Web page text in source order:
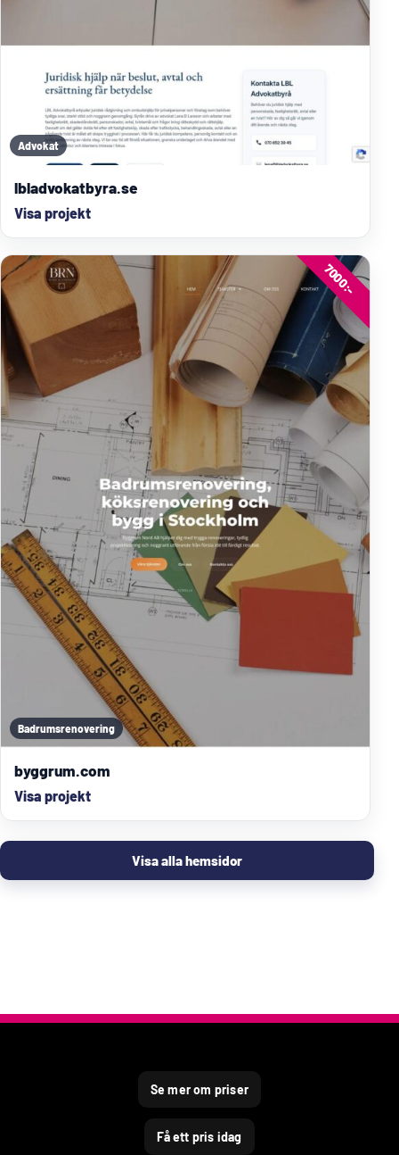
Advokat
lbladvokatbyra.se
Visa projekt
Badrumsrenovering
7000:-
byggrum.com
Visa projekt
Visa alla hemsidor
Se mer om priser
Få ett pris idag